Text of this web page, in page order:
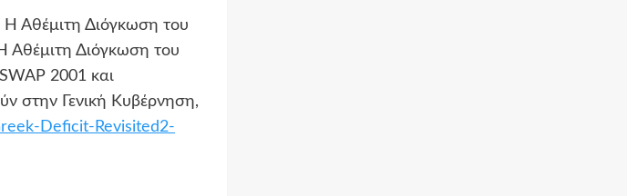
Αθέμιτη Διόγκωση του
Αθέμιτη Διόγκωση του
2001 και
στην Γενική Κυβέρνηση,
Deficit-Revisited2-